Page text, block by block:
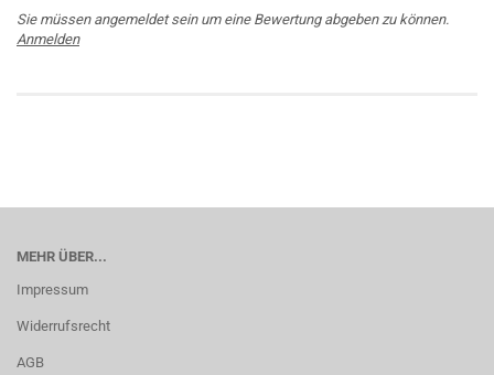
Sie müssen angemeldet sein um eine Bewertung abgeben zu können.
Anmelden
MEHR ÜBER...
Impressum
Widerrufsrecht
AGB